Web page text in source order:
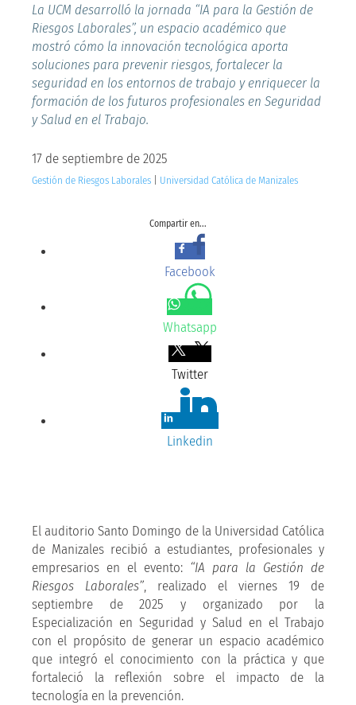
La UCM desarrolló la jornada “IA para la Gestión de
Riesgos Laborales”, un espacio académico que
mostró cómo la innovación tecnológica aporta
soluciones para prevenir riesgos, fortalecer la
seguridad en los entornos de trabajo y enriquecer la
formación de los futuros profesionales en Seguridad
y Salud en el Trabajo.
17 de septiembre de 2025
Gestión de Riesgos Laborales Universidad Católica de Manizales
Compartir en...
Facebook
Whatsapp
Twitter
Linkedin
El auditorio Santo Domingo de la Universidad Católica
de Manizales recibió a estudiantes, profesionales y
empresarios en el evento: “IA para la Gestión de
Riesgos Laborales”, realizado el viernes 19 de
septiembre de 2025 y organizado por la
Especialización en Seguridad y Salud en el Trabajo
con el propósito de generar un espacio académico
que integró el conocimiento con la práctica y que
fortaleció la reflexión sobre el impacto de la
tecnología en la prevención.